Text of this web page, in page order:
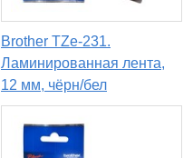
Brother TZe-231.
Ламинированная лента,
12 мм, чёрн/бел